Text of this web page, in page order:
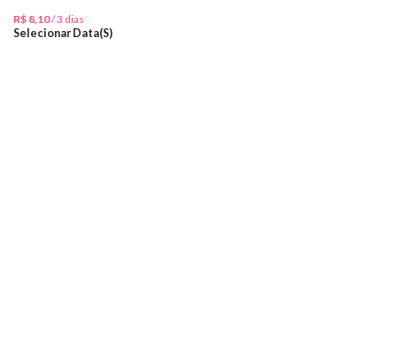
R$ 8,10/ 3 dias
Selecionar Data(s)